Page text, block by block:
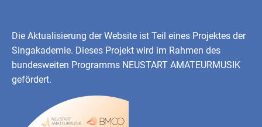
Die Aktualisierung der Website ist Teil eines Projektes der
Singakademie. Dieses Projekt wird im Rahmen des
bundesweiten Programms NEUSTART AMATEURMUSIK
gefördert.